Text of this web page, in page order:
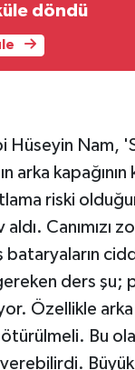
döndü
Hüseyin Nam,
arka kapağının
riski
aldı. Canımızı
bataryaların
ders
Özellikle arka
Bu